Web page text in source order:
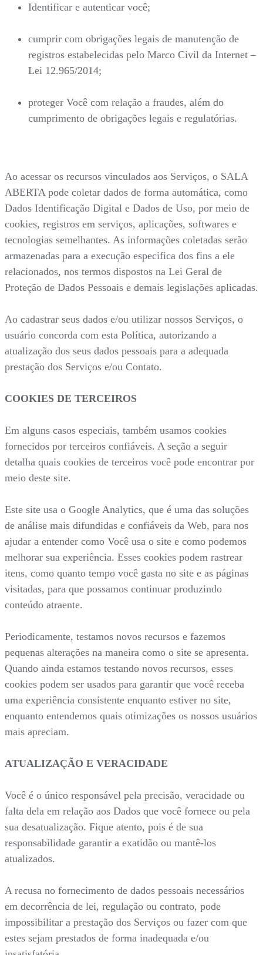
Identificar e autenticar você;
cumprir com obrigações legais de manutenção de
registros estabelecidas pelo Marco Civil da Internet –
Lei 12.965/2014;
proteger Você com relação a fraudes, além do
cumprimento de obrigações legais e regulatórias.
Ao acessar os recursos vinculados aos Serviços, o SALA
ABERTA pode coletar dados de forma automática, como
Dados Identificação Digital e Dados de Uso, por meio de
cookies, registros em serviços, aplicações, softwares e
tecnologias semelhantes. As informações coletadas serão
armazenadas para a execução especifica dos fins a ele
relacionados, nos termos dispostos na Lei Geral de
Proteção de Dados Pessoais e demais legislações aplicadas.
Ao cadastrar seus dados e/ou utilizar nossos Serviços, o
usuário concorda com esta Política, autorizando a
atualização dos seus dados pessoais para a adequada
prestação dos Serviços e/ou Contato.
COOKIES DE TERCEIROS
Em alguns casos especiais, também usamos cookies
fornecidos por terceiros confiáveis. A seção a seguir
detalha quais cookies de terceiros você pode encontrar por
meio deste site.
Este site usa o Google Analytics, que é uma das soluções
de análise mais difundidas e confiáveis da Web, para nos
ajudar a entender como Você usa o site e como podemos
melhorar sua experiência. Esses cookies podem rastrear
itens, como quanto tempo você gasta no site e as páginas
visitadas, para que possamos continuar produzindo
conteúdo atraente.
Periodicamente, testamos novos recursos e fazemos
pequenas alterações na maneira como o site se apresenta.
Quando ainda estamos testando novos recursos, esses
cookies podem ser usados para garantir que você receba
uma experiência consistente enquanto estiver no site,
enquanto entendemos quais otimizações os nossos usuários
mais apreciam.
ATUALIZAÇÃO E VERACIDADE
Você é o único responsável pela precisão, veracidade ou
falta dela em relação aos Dados que você fornece ou pela
sua desatualização. Fique atento, pois é de sua
responsabilidade garantir a exatidão ou mantê-los
atualizados.
A recusa no fornecimento de dados pessoais necessários
em decorrência de lei, regulação ou contrato, pode
impossibilitar a prestação dos Serviços ou fazer com que
estes sejam prestados de forma inadequada e/ou